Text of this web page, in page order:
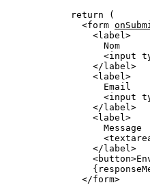
return (
<form
<label >
Nom
<input
</ label >
<label >
Email
<input
</ label >
<label >
Message
<
</ label >
<button>
{
</form>